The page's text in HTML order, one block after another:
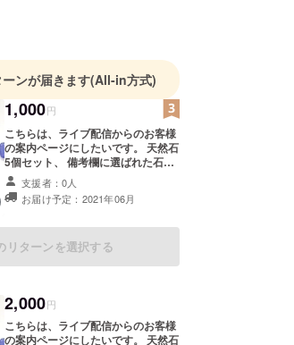
ンが届きます(All-in方式)
1,000円
こちらは、ライブ配信からのお客様
の案内ページにしたいです。 天然石
5個セット、 備考欄に選ばれた石名
を、お手数ですが、確認のためお書
きください。 勿論ライブ配信以外の
お客様もこちらのリターンの購入が
の範囲内ですが、石名を備考欄にお
ください 内容は写真の中から、もし
くは他のストックから、 送られて来
ます。 ライブ配信初めてやるもの
支援者：0人
お届け予定：2021年06月
リターンを選択する
2,000円
こちらは、ライブ配信からのお客様
の案内ページにしたいです。 天然石